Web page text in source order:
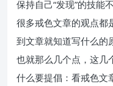
保持自己“发现”的技能
很多戒色文章的观点都
到文章就知道写什么的
也就那么几个点，这几
什么要提倡：看戒色文